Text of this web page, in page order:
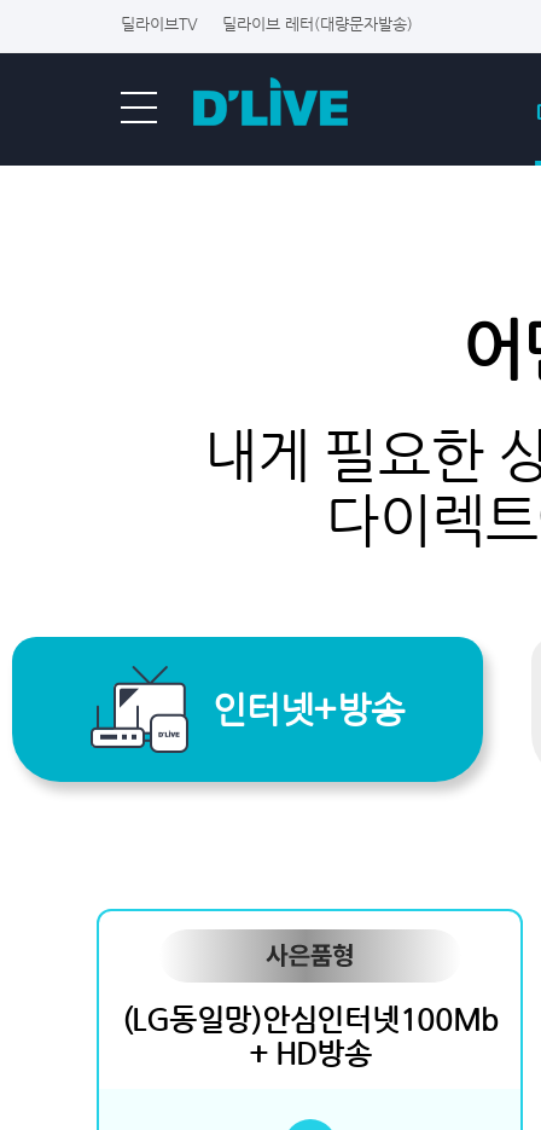
딜라이브TV 딜라이브 레터(대량문자발송)
내게 필요한
다이렉
인터넷+방송
(LG동일망)안심인터넷100Mb
+ HD방송